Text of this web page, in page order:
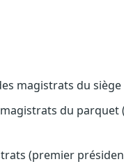
magistrats du
du parquet
(premier